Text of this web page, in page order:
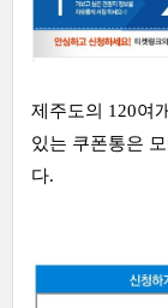
제주도의 120여
있는 쿠폰통은
다.